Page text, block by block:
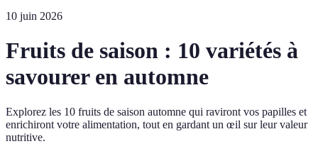
10 juin 2026
Fruits de saison : 10 variétés à
savourer en automne
Explorez les 10 fruits de saison automne qui raviront vos papilles et
enrichiront votre alimentation, tout en gardant un œil sur leur valeur
nutritive.